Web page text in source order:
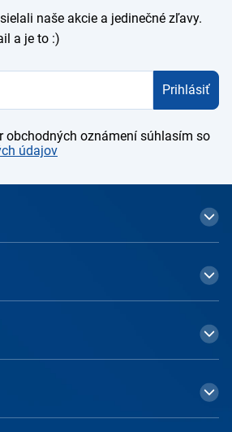
naše akcie a jedinečné zľavy.
a je to :)
Prihlásiť
obchodných oznámení súhlasím so
údajov